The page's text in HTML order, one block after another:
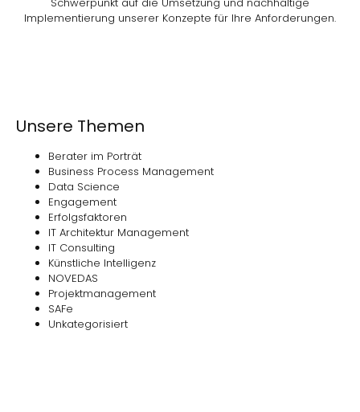
Implementierung unserer Konzepte für Ihre Anforderungen.
Unsere Themen
Berater im Porträt
Business Process Management
Data Science
Engagement
Erfolgsfaktoren
IT Architektur Management
IT Consulting
Künstliche Intelligenz
NOVEDAS
Projektmanagement
SAFe
Unkategorisiert